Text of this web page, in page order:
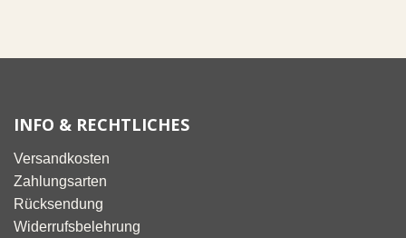
INFO & RECHTLICHES
Versandkosten
Zahlungsarten
Rücksendung
Widerrufsbelehrung